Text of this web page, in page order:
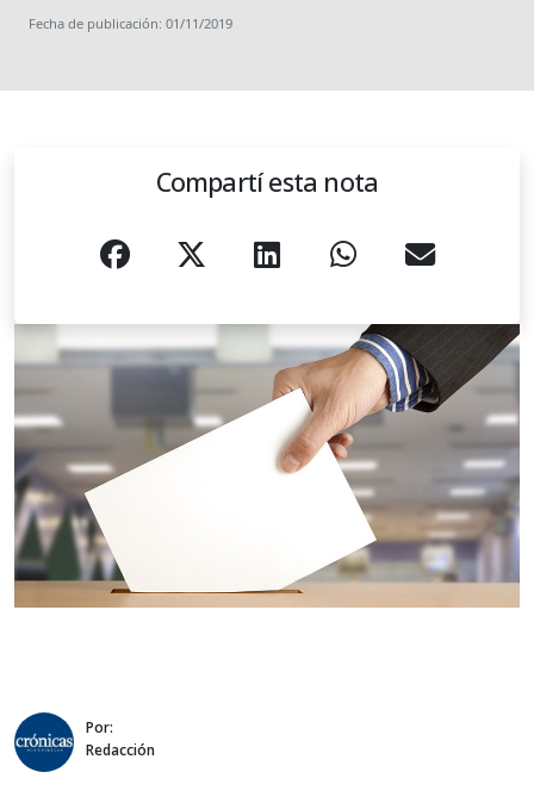
Fecha de publicación: 01/11/2019
Compartí esta nota
Por:
Redacción